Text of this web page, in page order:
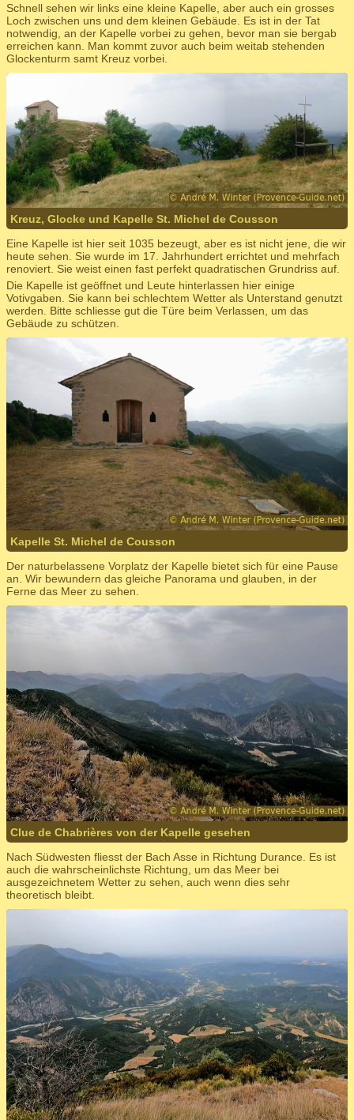
Schnell sehen wir links eine kleine Kapelle, aber auch ein grosses
Loch zwischen uns und dem kleinen Gebäude. Es ist in der Tat
notwendig, an der Kapelle vorbei zu gehen, bevor man sie bergab
erreichen kann. Man kommt zuvor auch beim weitab stehenden
Glockenturm samt Kreuz vorbei.
Kreuz, Glocke und Kapelle St. Michel de Cousson
Eine Kapelle ist hier seit 1035 bezeugt, aber es ist nicht jene, die wir
heute sehen. Sie wurde im 17. Jahrhundert errichtet und mehrfach
renoviert. Sie weist einen fast perfekt quadratischen Grundriss auf.
Die Kapelle ist geöffnet und Leute hinterlassen hier einige
Votivgaben. Sie kann bei schlechtem Wetter als Unterstand genutzt
werden. Bitte schliesse gut die Türe beim Verlassen, um das
Gebäude zu schützen.
Kapelle St. Michel de Cousson
Der naturbelassene Vorplatz der Kapelle bietet sich für eine Pause
an. Wir bewundern das gleiche Panorama und glauben, in der
Ferne das Meer zu sehen.
Clue de Chabrières von der Kapelle gesehen
Nach Südwesten fliesst der Bach Asse in Richtung Durance. Es ist
auch die wahrscheinlichste Richtung, um das Meer bei
ausgezeichnetem Wetter zu sehen, auch wenn dies sehr
theoretisch bleibt.